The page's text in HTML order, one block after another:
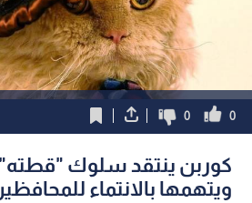
0
0
كوربن ينتقد سلوك
ويتهمها بالانتماء